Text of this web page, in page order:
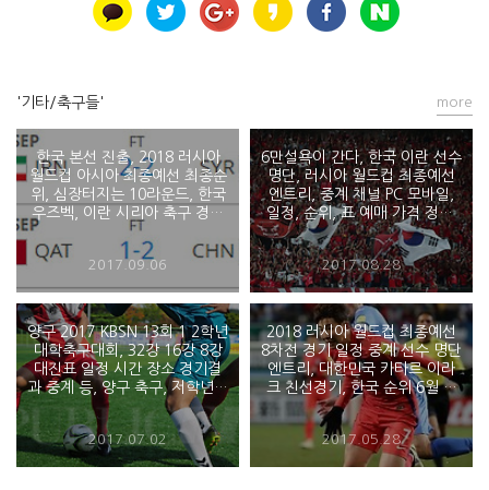
'기타/축구들'
한국 본선 진출, 2018 러시아
월드컵 아시아 최종예선 최종순
위, 심장터지는 10라운드, 한국
우즈벡, 이란 시리아 축구 경기
결과, 아시아 A조 4위 싸움 결
과? 피파의 실수
2017.09.06
6만설욕이 간다, 한국 이란 선수
명단, 러시아 월드컵 최종예선
엔트리, 중계 채널 PC 모바일,
일정, 순위, 표 예매 가격 정리,
한국 우즈벡 - 2018 러시아월드
컵 최종예선 9차전
2017.08.28
양구 2017 KBSN 13회 1 2학년
대학축구대회, 32강 16강 8강
대진표 일정 시간 장소 경기결
과 중계 등, 양구 축구, 저학년대
회
2017.07.02
2018 러시아 월드컵 최종예선
8차전 경기 일정 중계 선수 명단
엔트리, 대한민국 카타르 이라
크 친선경기, 한국 순위 6월 축
구- 2018 FIFA 러시아월드컵
2017.05.28
more